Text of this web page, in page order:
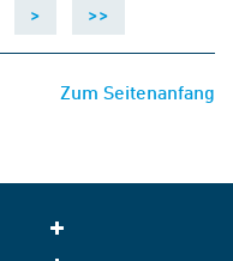
> >>
Zum Seitenanfang